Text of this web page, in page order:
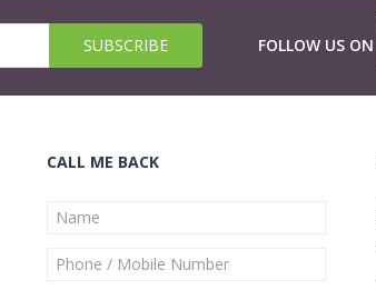
FOLLOW US ON
CALL ME BACK